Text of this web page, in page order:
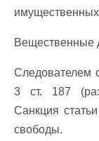
Вещественные
Следователем
3 ст. 187
Санкция
свободы.